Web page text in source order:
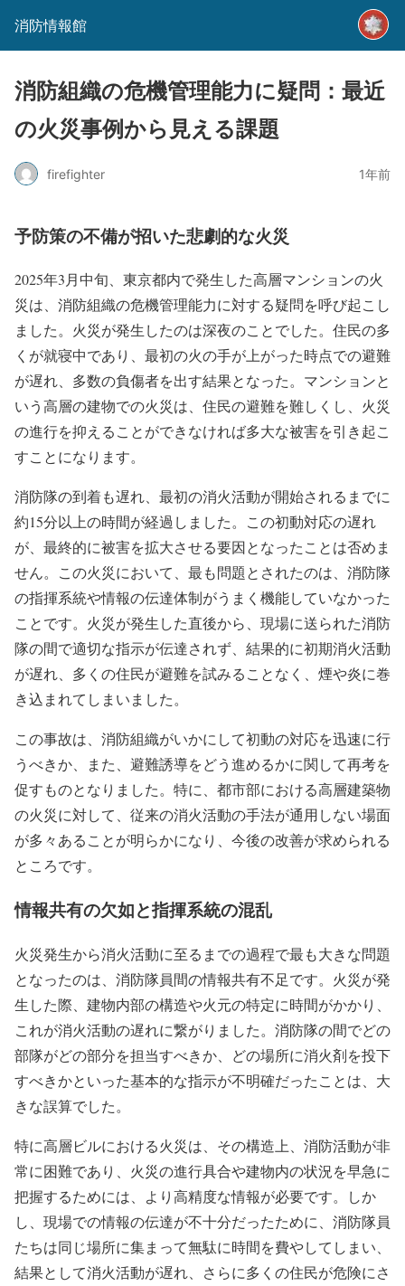
消防情報館
消防組織の危機管理能力に疑問：最近
の火災事例から見える課題
firefighter 1年前
予防策の不備が招いた悲劇的な火災
2025年3月中旬、東京都内で発生した高層マンションの火
災は、消防組織の危機管理能力に対する疑問を呼び起こし
ました。火災が発生したのは深夜のことでした。住民の多
くが就寝中であり、最初の火の手が上がった時点での避難
が遅れ、多数の負傷者を出す結果となった。マンションと
いう高層の建物での火災は、住民の避難を難しくし、火災
の進行を抑えることができなければ多大な被害を引き起こ
すことになります。
消防隊の到着も遅れ、最初の消火活動が開始されるまでに
約15分以上の時間が経過しました。この初動対応の遅れ
が、最終的に被害を拡大させる要因となったことは否めま
せん。この火災において、最も問題とされたのは、消防隊
の指揮系統や情報の伝達体制がうまく機能していなかった
ことです。火災が発生した直後から、現場に送られた消防
隊の間で適切な指示が伝達されず、結果的に初期消火活動
が遅れ、多くの住民が避難を試みることなく、煙や炎に巻
き込まれてしまいました。
この事故は、消防組織がいかにして初動の対応を迅速に行
うべきか、また、避難誘導をどう進めるかに関して再考を
促すものとなりました。特に、都市部における高層建築物
の火災に対して、従来の消火活動の手法が通用しない場面
が多々あることが明らかになり、今後の改善が求められる
ところです。
情報共有の欠如と指揮系統の混乱
火災発生から消火活動に至るまでの過程で最も大きな問題
となったのは、消防隊員間の情報共有不足です。火災が発
生した際、建物内部の構造や火元の特定に時間がかかり、
これが消火活動の遅れに繋がりました。消防隊の間でどの
部隊がどの部分を担当すべきか、どの場所に消火剤を投下
すべきかといった基本的な指示が不明確だったことは、大
きな誤算でした。
特に高層ビルにおける火災は、その構造上、消防活動が非
常に困難であり、火災の進行具合や建物内の状況を早急に
把握するためには、より高精度な情報が必要です。しか
し、現場での情報の伝達が不十分だったために、消防隊員
たちは同じ場所に集まって無駄に時間を費やしてしまい、
結果として消火活動が遅れ、さらに多くの住民が危険にさ